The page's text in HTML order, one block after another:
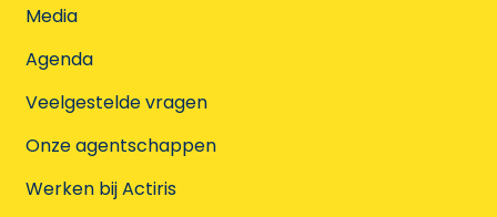
Media
Agenda
Veelgestelde vragen
Onze agentschappen
Werken bij Actiris